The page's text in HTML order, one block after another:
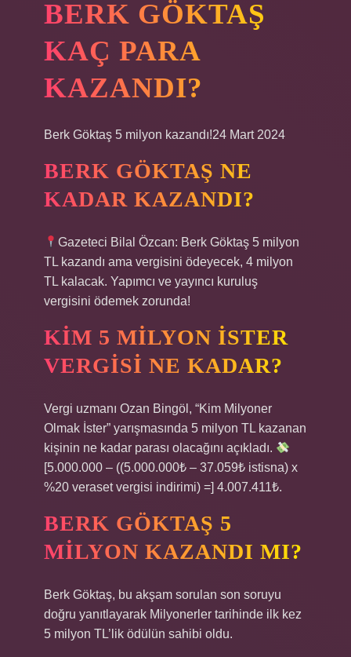
BERK GÖKTAŞ
KAÇ PARA
KAZANDI?
Berk Göktaş 5 milyon kazandı!24 Mart 2024
BERK GÖKTAŞ NE
KADAR KAZANDI?
Gazeteci Bilal Özcan: Berk Göktaş 5 milyon
TL kazandı ama vergisini ödeyecek, 4 milyon
TL kalacak. Yapımcı ve yayıncı kuruluş
vergisini ödemek zorunda!
KIM 5 MILYON ISTER
VERGISI NE KADAR?
Vergi uzmanı Ozan Bingöl, “Kim Milyoner
Olmak İster” yarışmasında 5 milyon TL kazanan
kişinin ne kadar parası olacağını açıkladı.
[5.000.000 – ((5.000.000₺ – 37.059₺ istisna) x
%20 veraset vergisi indirimi) =] 4.007.411₺.
BERK GÖKTAŞ 5
MILYON KAZANDI MI?
Berk Göktaş, bu akşam sorulan son soruyu
doğru yanıtlayarak Milyonerler tarihinde ilk kez
5 milyon TL’lik ödülün sahibi oldu.